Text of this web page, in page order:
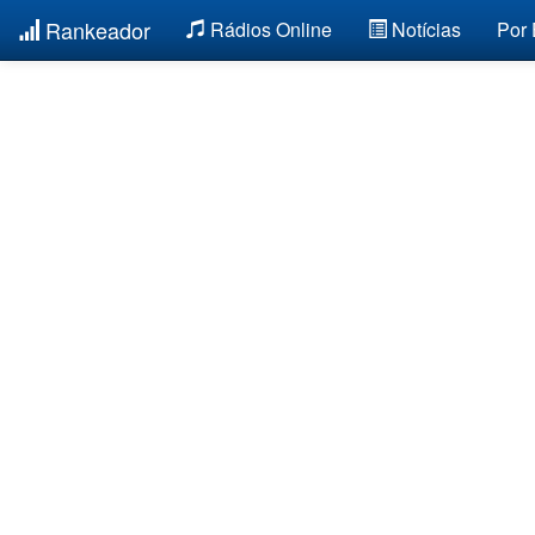
Rankeador Rádios Online Notícias Por